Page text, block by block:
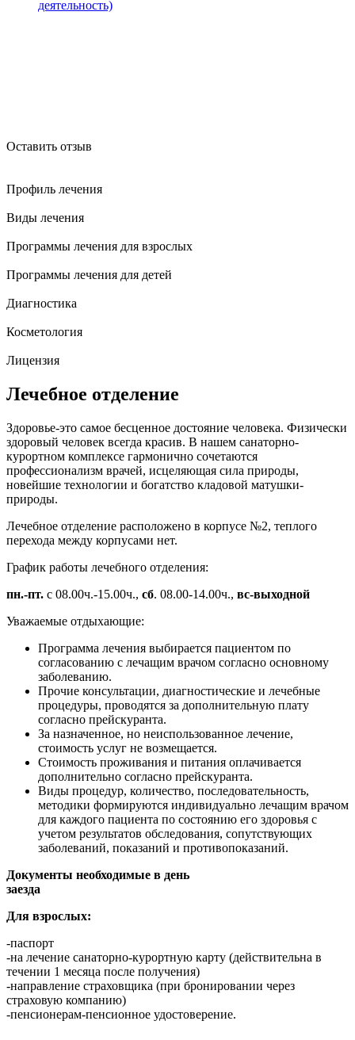
деятельность)
Оставить отзыв
Профиль лечения
Виды лечения
Программы лечения для взрослых
Программы лечения для детей
Диагностика
Косметология
Лицензия
Лечебное отделение
Здоровье-это самое бесценное достояние человека. Физически
здоровый человек всегда красив. В нашем санаторно-
курортном комплексе гармонично сочетаются
профессионализм врачей, исцеляющая сила природы,
новейшие технологии и богатство кладовой матушки-
природы.
Лечебное отделение расположено в корпусе №2, теплого
перехода между корпусами нет.
График работы лечебного отделения:
пн.-пт. с 08.00ч.-15.00ч., сб. 08.00-14.00ч., вс-выходной
Уважаемые отдыхающие:
Программа лечения выбирается пациентом по
согласованию с лечащим врачом согласно основному
заболеванию.
Прочие консультации, диагностические и лечебные
процедуры, проводятся за дополнительную плату
согласно прейскуранта.
За назначенное, но неиспользованное лечение,
стоимость услуг не возмещается.
Стоимость проживания и питания оплачивается
дополнительно согласно прейскуранта.
Виды процедур, количество, последовательность,
методики формируются индивидуально лечащим врачом
для каждого пациента по состоянию его здоровья с
учетом результатов обследования, сопутствующих
заболеваний, показаний и противопоказаний.
Документы необходимые в день
заезда
Для взрослых:
-паспорт
-на лечение санаторно-курортную карту (действительна в
течении 1 месяца после получения)
-направление страховщика (при бронировании через
страховую компанию)
-пенсионерам-пенсионное удостоверение.